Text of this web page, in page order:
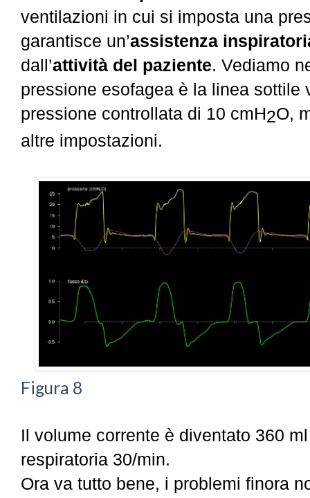
ventilazioni in cui si imposta una
garantisce un’assistenza
dall’attività del paziente. Vediamo
pressione esofagea è la linea sottile
pressione controllata di 10 cmH2O,
altre impostazioni.
Figura 8
Il volume corrente è diventato 360
respiratoria 30/min.
Ora va tutto bene, i problemi finora